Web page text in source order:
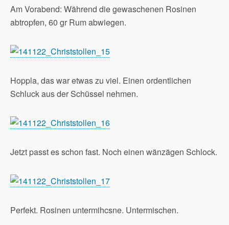
Am Vorabend: Während die gewaschenen Rosinen
abtropfen, 60 gr Rum abwiegen.
Hoppla, das war etwas zu viel. Einen ordentlichen
Schluck aus der Schüssel nehmen.
Jetzt passt es schon fast. Noch einen wänzägen Schlock.
Perfekt. Rosinen untermihcsne. Untermischen.